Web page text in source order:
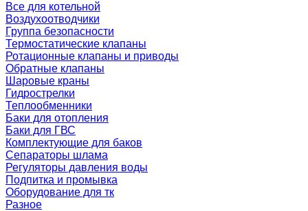
Все для котельной
Воздухоотводчики
Группа безопасности
Термостатические клапаны
Ротационные клапаны и приводы
Обратные клапаны
Шаровые краны
Гидрострелки
Теплообменники
Баки для отопления
Баки для ГВС
Комплектующие для баков
Сепараторы шлама
Регуляторы давления воды
Подпитка и промывка
Оборудование для тк
Разное